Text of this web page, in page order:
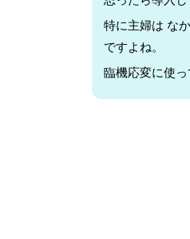
特に主婦は な
ですよね。
臨機応変に使っ